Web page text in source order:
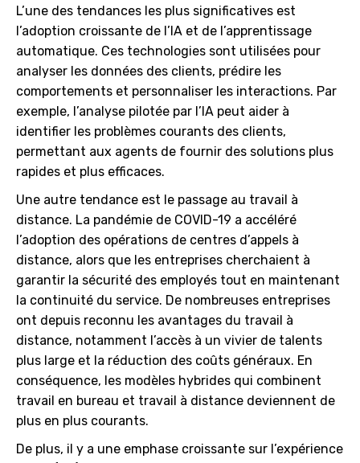
L’une des tendances les plus significatives est
l’adoption croissante de l’IA et de l’apprentissage
automatique. Ces technologies sont utilisées pour
analyser les données des clients, prédire les
comportements et personnaliser les interactions. Par
exemple, l’analyse pilotée par l’IA peut aider à
identifier les problèmes courants des clients,
permettant aux agents de fournir des solutions plus
rapides et plus efficaces.
Une autre tendance est le passage au travail à
distance. La pandémie de COVID-19 a accéléré
l’adoption des opérations de centres d’appels à
distance, alors que les entreprises cherchaient à
garantir la sécurité des employés tout en maintenant
la continuité du service. De nombreuses entreprises
ont depuis reconnu les avantages du travail à
distance, notamment l’accès à un vivier de talents
plus large et la réduction des coûts généraux. En
conséquence, les modèles hybrides qui combinent
travail en bureau et travail à distance deviennent de
plus en plus courants.
De plus, il y a une emphase croissante sur l’expérience